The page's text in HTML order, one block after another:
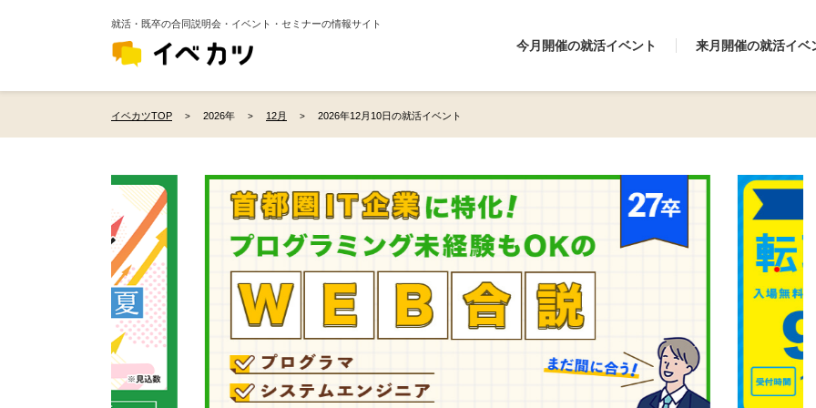
就活・既卒の合同説明会・イベント・セミナーの情報サイト
今月開催の就活イベント 来月開催の就活イベ
イベカツTOP 2026年 12月 2026年12月10日の就活イベント